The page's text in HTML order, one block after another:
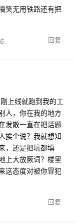
笑无用铁路还有把
回复
上线就跑到我的工
人，你在我的地方
发散一直在把话题
挨个说？我就想知
，还是把坑都填
上大放厥词？楼里
这态度对被你冒犯
回复